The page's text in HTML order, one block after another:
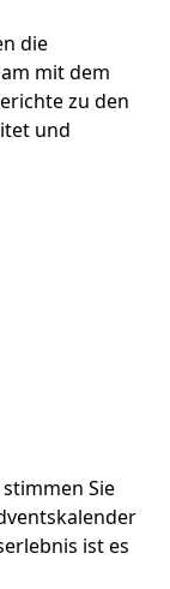
die
mit dem
zu den
und
Sie
ist es